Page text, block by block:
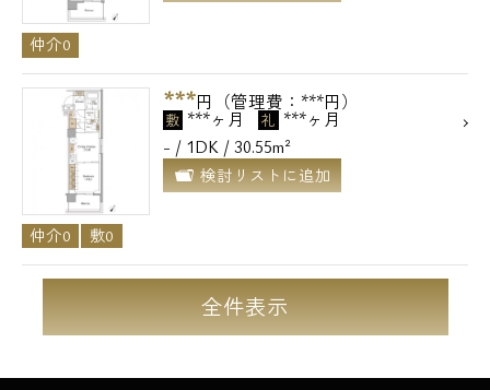
仲介0
***円（管理費：***円）
敷 ***ヶ月 礼 ***ヶ月
- / 1DK / 30.55m²
検討リストに追加
仲介0 敷0
全件表示